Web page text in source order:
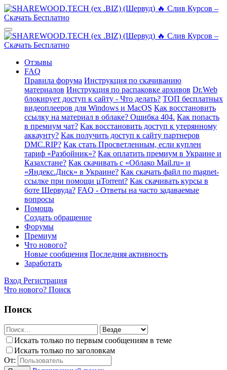
Отзывы
FAQ
Правила форума Инструкция по скачиванию
материалов Инструкция по распаковке архивов Dr.Web
блокирует доступ к сайту - Что делать? ТОП бесплатных
видеоплееров для Windows и MacOS Как восстановить
ссылку на материал в облаке? Ошибка 404. Как попасть
в премиум чат? Как восстановить доступ к утерянному
аккаунту? Как получить доступ к сайту партнеров
DMC.RIP? Как стать Просветленным, если куплен
тариф «Разбойник»? Как оплатить премиум в Украине и
Казахстане? Как скачивать с «Облако Mail.ru» и
«Яндекс.Диск» в Украине? Как скачать файл по magnet-
ссылке при помощи µTorrent? Как скачивать курсы в
боте Шервуда? FAQ - Ответы на часто задаваемые
вопросы
Помощь
Создать обращение
Форумы
Премиум
Что нового?
Новые сообщения Последняя активность
Заработать
Вход Регистрация
Что нового? Поиск
Поиск
Искать только по первым сообщениям в теме
Искать только по заголовкам
От: